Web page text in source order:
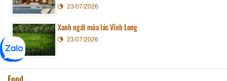
23/07/2026
Xanh ngát mùa lác Vĩnh Long
23/07/2026